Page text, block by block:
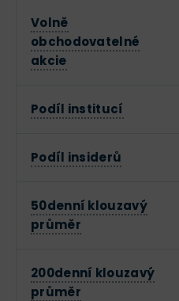
Volně
obchodovatelné
akcie
Podíl institucí
Podíl insiderů
50denní klouzavý
průměr
200denní klouzavý
průměr